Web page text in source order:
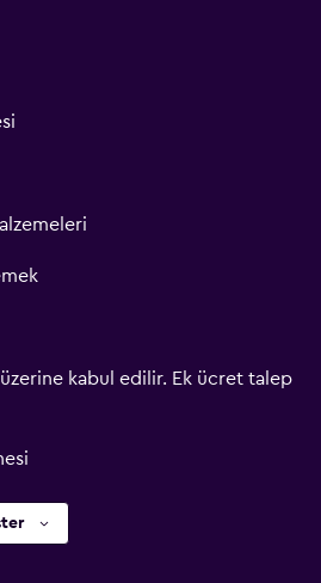
kabul edilir. Ek ücret talep